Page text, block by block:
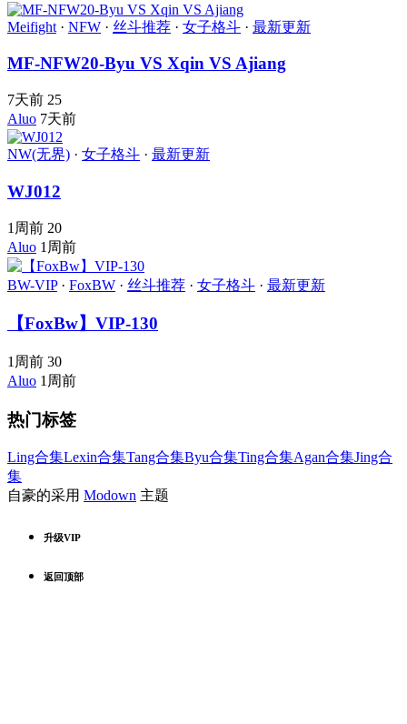
Meifight · NFW · 丝斗推荐 · 女子格斗 · 最新更新
MF-NFW20-Byu VS Xqin VS Ajiang
7天前 25
Aluo 7天前
NW(无界) · 女子格斗 · 最新更新
WJ012
1周前 20
Aluo 1周前
BW-VIP· FoxBW · 丝斗推荐 · 女子格斗 · 最新更新
【FoxBw】VIP-130
1周前 30
Aluo 1周前
热门标签
Ling合集Lexin合集Tang合集Byu合集Ting合集Agan合集Jing合
集
自豪的采用 Modown 主题
升级VIP
返回顶部